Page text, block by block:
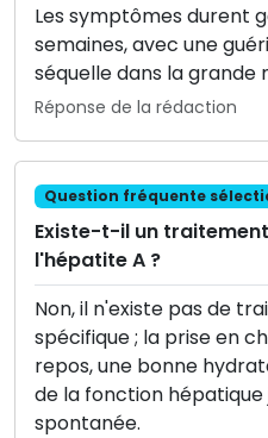
Les symptômes durent
semaines, avec une
séquelle dans la grande
Réponse de la rédaction
Question fréquente
Existe-t-il un
l'hépatite A ?
Non, il n'existe pas de
spécifique ; la prise en
repos, une bonne
de la fonction hépatique
spontanée.